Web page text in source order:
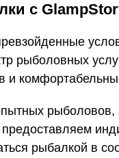
с
рыболовных
и
рыбалкой в